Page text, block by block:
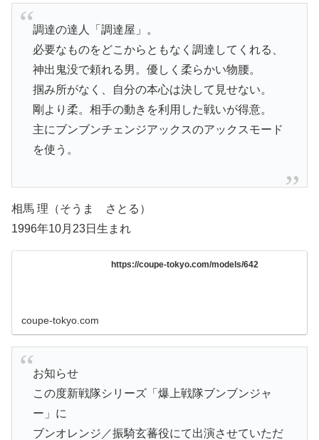
調達の達人「調達屋」。
必要なものをどこからともなく調達してくれる、
神出鬼没で頼れる男。優しく柔らかい物腰。
掴み所がなく、自分の本心は決して見せない。
剛より柔。相手の動きを利用した戦いが得意。
主にブンブンチェンジアックスのアックスモード
を使う。
相馬 理（そうま さとる）
1996年10月23日生まれ
https://coupe-tokyo.com/models/642
coupe-tokyo.com
お知らせ
この度新戦隊シリーズ「爆上戦隊ブンブンジャ
ー」に
ブンオレンジ／振騎玄蕃役にて出演させていただ